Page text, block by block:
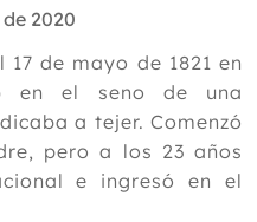
2020
de mayo de 1821 en
en el seno de una
a tejer. Comenzó
pero a los 23 años
e ingresó en el